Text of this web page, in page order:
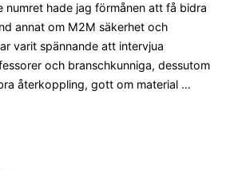
numret hade jag förmånen att få bidra
annat om M2M säkerhet och
varit spännande att intervjua
och branschkunniga, dessutom
återkoppling, gott om material …